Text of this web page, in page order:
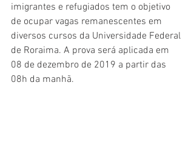
imigrantes e refugiados tem o objetivo
de ocupar vagas remanescentes em
diversos cursos da Universidade Federal
de Roraima. A prova será aplicada em
08 de dezembro de 2019 a partir das
08h da manhã.